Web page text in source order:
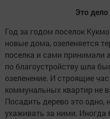
Это
Год за годом поселок
новые дома, озеленяется
поселка и сами принимали
по благоустройству шла
озеленение. И строящие
коммунальных квартир не
Посадить дерево это одно,
ухаживать за ними. Иногда